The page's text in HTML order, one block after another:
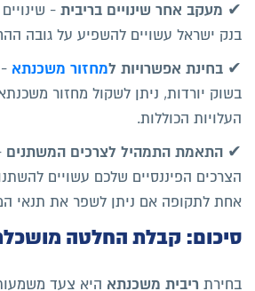
✔ מעקב אחר שינויים בריבית -
בנק ישראל עשויים להשפיע על גובה
✔ בחינת אפשרויות למחזור משכנתא -
בשוק יורדות, ניתן לשקול מחזור
העלויות הכוללות.
✔ התאמת התמהיל לצרכים המשתנים
הצרכים הפיננסיים שלכם עשויים
אחת לתקופה אם ניתן לשפר את תנאי
סיכום: קבלת החלטה
בחירת ריבית משכנתא היא צעד